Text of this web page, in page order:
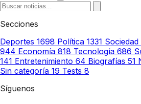
Secciones
Deportes 1698 Política 1331 Sociedad
944 Economía 818 Tecnología 686
141 Entretenimiento 64 Biografías 51
Sin categoría 19 Tests 8
Síguenos